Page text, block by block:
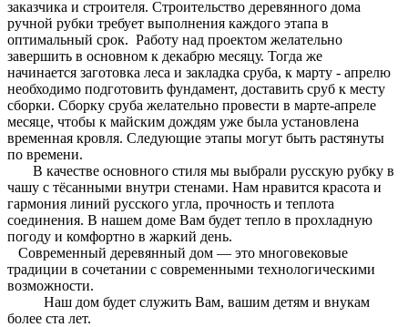
заказчика и строителя. Строительство деревянного дома
ручной рубки требует выполнения каждого этапа в
оптимальный срок. Работу над проектом желательно
завершить в основном к декабрю месяцу. Тогда же
начинается заготовка леса и закладка сруба, к марту - апрелю
необходимо подготовить фундамент, доставить сруб к месту
сборки. Сборку сруба желательно провести в марте-апреле
месяце, чтобы к майским дождям уже была установлена
временная кровля. Следующие этапы могут быть растянуты
по времени.
В качестве основного стиля мы выбрали русскую рубку в
чашу с тёсанными внутри стенами. Нам нравится красота и
гармония линий русского угла, прочность и теплота
соединения. В нашем доме Вам будет тепло в прохладную
погоду и комфортно в жаркий день.
Современный деревянный дом — это многовековые
традиции в сочетании с современными технологическими
возможности.
Наш дом будет служить Вам, вашим детям и внукам
более ста лет.